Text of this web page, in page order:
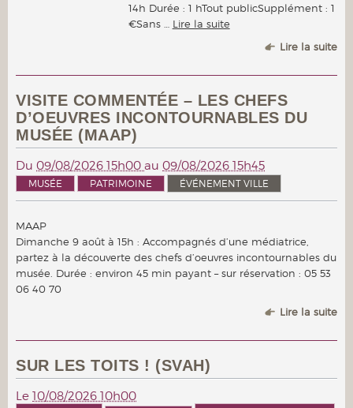
14h Durée : 1 hTout publicSupplément : 1
€Sans … Lire la suite
Lire la suite
VISITE COMMENTÉE – LES CHEFS
D’OEUVRES INCONTOURNABLES DU
MUSÉE (MAAP)
Du 09/08/2026 15h00 au 09/08/2026 15h45
MUSÉE PATRIMOINE ÉVÉNEMENT VILLE
MAAP
Dimanche 9 août à 15h : Accompagnés d’une médiatrice,
partez à la découverte des chefs d’oeuvres incontournables du
musée. Durée : environ 45 min payant – sur réservation : 05 53
06 40 70
Lire la suite
SUR LES TOITS ! (SVAH)
Le 10/08/2026 10h00